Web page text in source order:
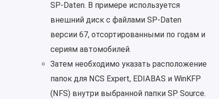
SP-Daten. В примере используется
внешний диск с файлами SP-Daten
версии 67, отсортированными по годам и
сериям автомобилей.
Затем необходимо указать расположение
папок для NCS Expert, EDIABAS и WinKFP
(NFS) внутри выбранной папки SP Source.